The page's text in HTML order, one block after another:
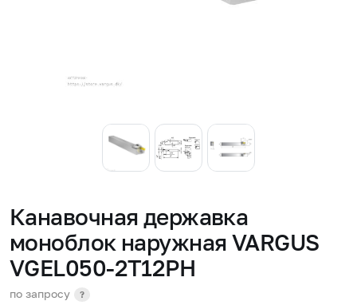
Канавочная державка
моноблок наружная VARGUS
VGEL050-2T12PH
по запросу ?